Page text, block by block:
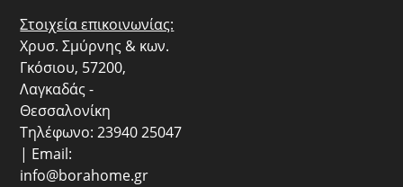
Στοιχεία επικοινωνίας:
Χρυσ. Σμύρνης & κων.
Γκόσιου, 57200,
Λαγκαδάς -
Θεσσαλονίκη
Τηλέφωνο: 23940 25047
| Email:
info@borahome.gr